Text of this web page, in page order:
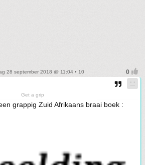
28 september 2018 @ 11:04 • 10
Get a grip
grappig Zuid Afrikaans braai boek :